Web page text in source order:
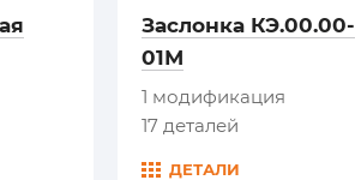
Заслонка КЭ.00.00-
01М
1 модификация
17 деталей
ДЕТАЛИ